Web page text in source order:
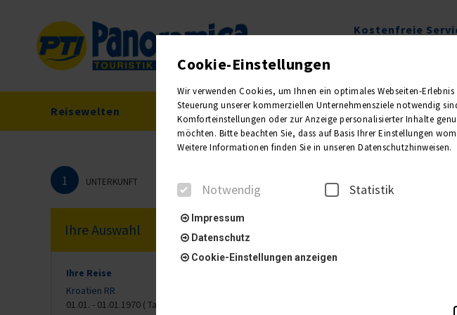
Kostenfreie
Reisewelten Reisekalender Newsletter
1 UNTERKUNFT REISEANMELDER
Bitte wählen Sie
Ihre Auswahl
Ihre Reise
Kroatien RR
01.01. - 01.01.1970 ( Tag)
Cookie-Einstellungen
Wir verwenden Cookies, um Ihnen ein optimales Webseiten-
Steuerung unserer kommerziellen Unternehmensziele notwendig
Komforteinstellungen oder zur Anzeige personalisierter Inhalte
möchten. Bitte beachten Sie, dass auf Basis Ihrer Einstellungen
Weitere Informationen finden Sie in unseren Datenschutzhinweisen.
Notwendig Statistik
Impressum
Datenschutz
Cookie-Einstellungen anzeigen